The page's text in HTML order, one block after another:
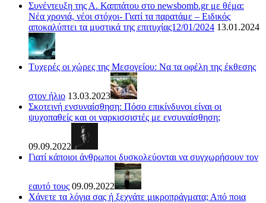
Συνέντευξη της Α. Καππάτου στο newsbomb.gr με θέμα:
Νέα χρονιά, νέοι στόχοι- Γιατί τα παρατάμε – Ειδικός
αποκαλύπτει τα μυστικά της επιτυχίας12/01/2024 13.01.2024
Τυχερές οι χώρες της Μεσογείου: Να τα οφέλη της έκθεσης
στον ήλιο 13.03.2023
Σκοτεινή ενσυναίσθηση: Πόσο επικίνδυνοι είναι οι
ψυχοπαθείς και οι ναρκισσιστές με ενσυναίσθηση;
09.09.2022
Γιατί κάποιοι άνθρωποι δυσκολεύονται να συγχωρήσουν τον
εαυτό τους 09.09.2022
Χάνετε τα λόγια σας ή ξεχνάτε μικροπράγματα; Από ποια